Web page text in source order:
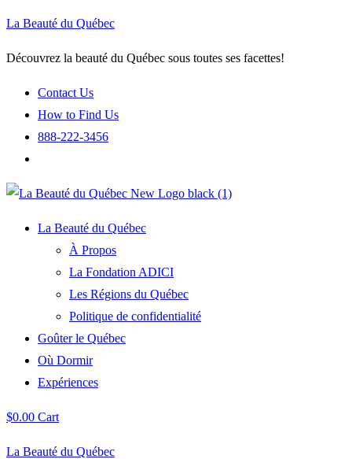
La Beauté du Québec
Découvrez la beauté du Québec sous toutes ses facettes!
Contact Us
How to Find Us
888-222-3456
La Beauté du Québec
À Propos
La Fondation ADICI
Les Régions du Québec
Politique de confidentialité
Goûter le Québec
Où Dormir
Expériences
$0.00 Cart
La Beauté du Québec